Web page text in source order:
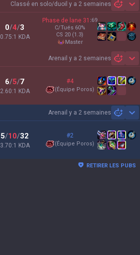
Classé en solo/duoil y a 2 semaines
0/4/3
0.75:1 KDA
Phase de lane 31 :69
C/Tués 60%
CS 20 (1.3)
master
Arenail y a 2 semaines
6/5/7
2.60:1 KDA
#4
(Équipe Poros)
Arenail y a 2 semaines
5/10/32
3.70:1 KDA
#2
(Équipe Poros)
RETIRER LES PUBS